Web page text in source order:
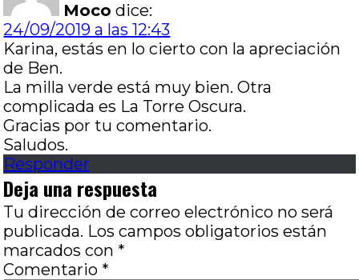
Moco dice:
24/09/2019 a las 12:43
Karina, estás en lo cierto con la apreciación
de Ben.
La milla verde está muy bien. Otra
complicada es La Torre Oscura.
Gracias por tu comentario.
Saludos.
Responder
Deja una respuesta
Tu dirección de correo electrónico no será
publicada. Los campos obligatorios están
marcados con *
Comentario *